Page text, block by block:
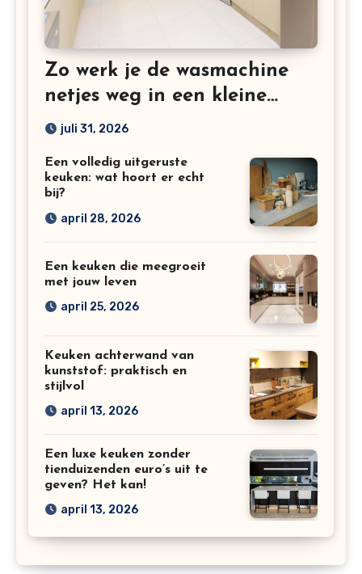
Zo werk je de wasmachine
netjes weg in een kleine
keuken
juli 31, 2026
Een volledig uitgeruste
keuken: wat hoort er echt
bij?
april 28, 2026
Een keuken die meegroeit
met jouw leven
april 25, 2026
Keuken achterwand van
kunststof: praktisch en
stijlvol
april 13, 2026
Een luxe keuken zonder
tienduizenden euro’s uit te
geven? Het kan!
april 13, 2026